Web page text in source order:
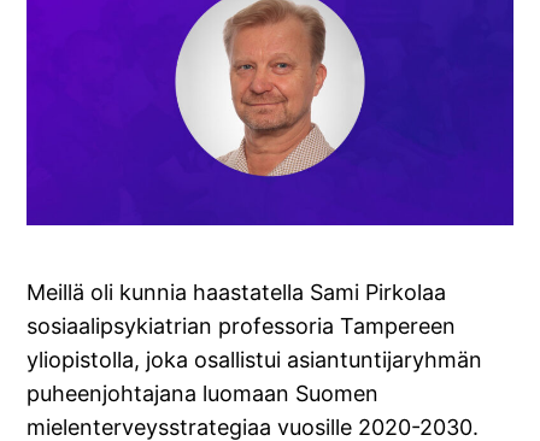
Meillä oli kunnia haastatella Sami Pirkolaa
sosiaalipsykiatrian professoria Tampereen
yliopistolla, joka osallistui asiantuntijaryhmän
puheenjohtajana luomaan Suomen
mielenterveysstrategiaa vuosille 2020-2030.